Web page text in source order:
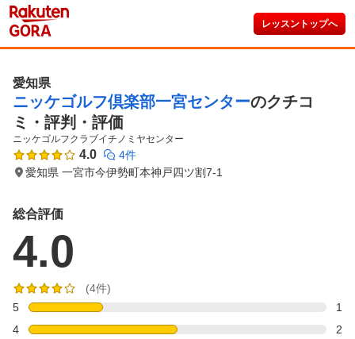
レッスントップへ
愛知県
ニッケゴルフ倶楽部一宮センターのクチコ
ミ・評判・評価
ニッケゴルフクラブイチノミヤセンター
4.0
4件
愛知県 一宮市今伊勢町本神戸四ツ割7-1
総合評価
4.0
(4件)
5
1
4
2